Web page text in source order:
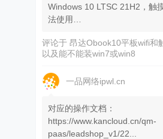
Windows 10 LTSC 21H2，触
法使用…
评论于昂达Obook10平板wifi和
以及能不能装win7或win8
一品网络ipwl.cn
对应的操作文档：
https://www.kancloud.cn/qm-
paas/leadshop_v1/22...